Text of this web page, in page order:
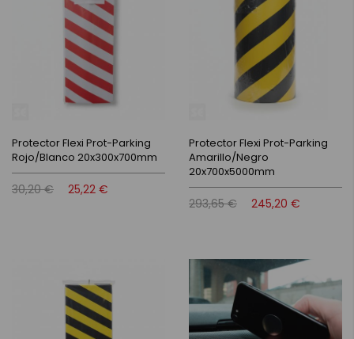
Protector Flexi Prot-Parking
Rojo/Blanco 20x300x700mm
30,20 € 25,22 €
Protector Flexi Prot-Parking
Amarillo/Negro
20x700x5000mm
293,65 € 245,20 €